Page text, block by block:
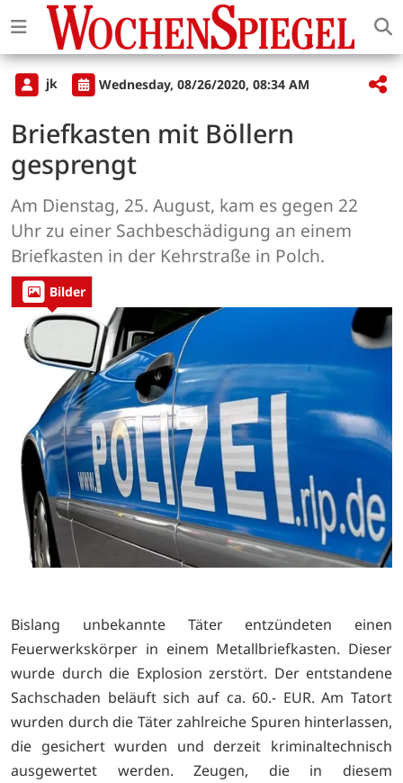
jk Wednesday, 08/26/2020, 08:34 AM
Briefkasten mit Böllern
gesprengt
Am Dienstag, 25. August, kam es gegen 22
Uhr zu einer Sachbeschädigung an einem
Briefkasten in der Kehrstraße in Polch.
Bilder
Bislang unbekannte Täter entzündeten einen
Feuerwerkskörper in einem Metallbriefkasten. Dieser
wurde durch die Explosion zerstört. Der entstandene
Sachschaden beläuft sich auf ca. 60.- EUR. Am Tatort
wurden durch die Täter zahlreiche Spuren hinterlassen,
die gesichert wurden und derzeit kriminaltechnisch
ausgewertet werden. Zeugen, die in diesem